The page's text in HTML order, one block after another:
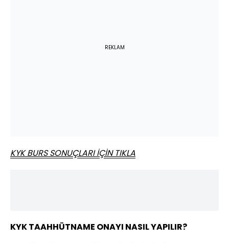
REKLAM
KYK BURS SONUÇLARI İÇİN TIKLA
KYK TAAHHÜTNAME ONAYI NASIL YAPILIR?